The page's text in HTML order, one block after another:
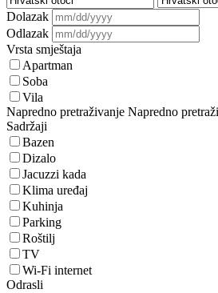
Dolazak
Odlazak
Vrsta smještaja
Apartman
Soba
Vila
Napredno pretraživanje Napredno
Sadržaji
Bazen
Dizalo
Jacuzzi kada
Klima uređaj
Kuhinja
Parking
Roštilj
TV
Wi-Fi internet
Odrasli